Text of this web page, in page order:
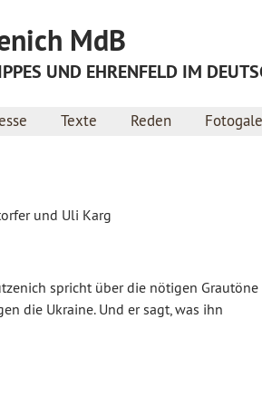
MdB
UND EHRENFELD IM
Texte Reden
und Uli Karg
spricht über die nötigen Grautöne
die Ukraine. Und er sagt, was ihn